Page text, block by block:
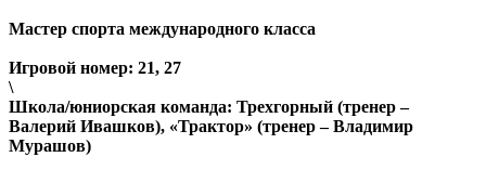
Мастер спорта международного класса
Игровой номер: 21, 27
\
Школа/юниорская команда: Трехгорный (тренер –
Валерий Ивашков), «Трактор» (тренер – Владимир
Мурашов)